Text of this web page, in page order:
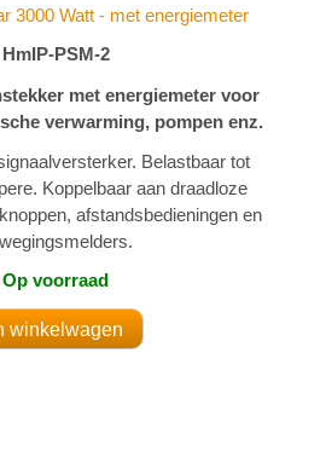
3000 Watt - met energiemeter
HmIP-PSM-2
met energiemeter voor
verwarming, pompen enz.
Belastbaar tot
Koppelbaar aan draadloze
afstandsbedieningen en
Op voorraad